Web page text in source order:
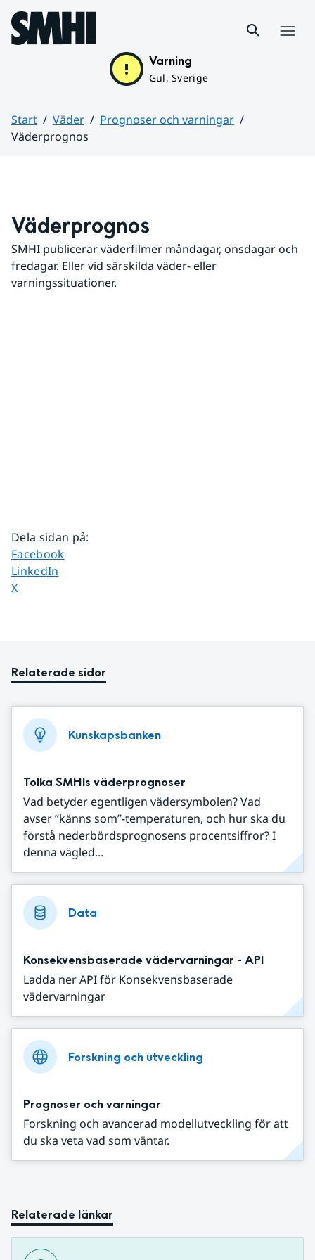
Hoppa till sidans innehåll
Varning
Gul, Sverige
Start Väder
Prognoser och varningar
Väderprognos
Väderprognos
SMHI publicerar väderfilmer måndagar, onsdagar och
fredagar. Eller vid särskilda väder- eller
varningssituationer.
Dela sidan på:
Dela sidan på
Facebook
Dela sidan på
LinkedIn
Dela sidan på
X
Relaterade sidor
Kunskapsbanken
Tolka SMHIs väderprognoser
Vad betyder egentligen vädersymbolen? Vad
avser ”känns som”-temperaturen, och hur ska du
förstå nederbördsprognosens procentsiffror? I
denna vägled...
Data
Konsekvensbaserade vädervarningar - API
Ladda ner API för Konsekvensbaserade
vädervarningar
Forskning och utveckling
Prognoser och varningar
Forskning och avancerad modellutveckling för att
du ska veta vad som väntar.
Relaterade länkar